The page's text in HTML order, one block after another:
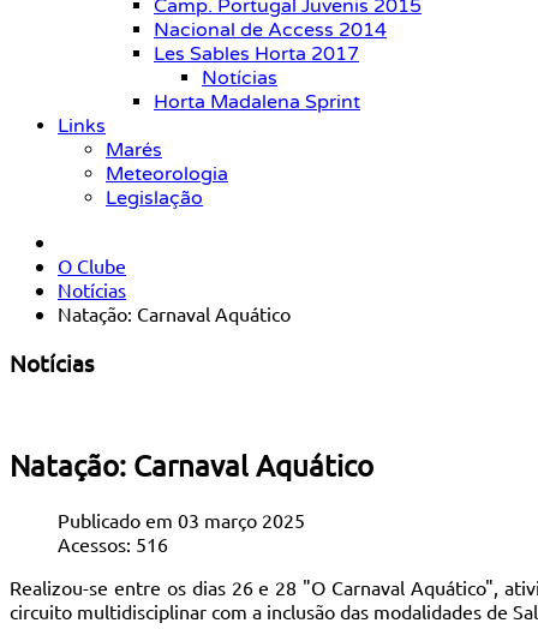
Camp. Portugal Juvenis 2015
Nacional de Access 2014
Les Sables Horta 2017
Notícias
Horta Madalena Sprint
Links
Marés
Meteorologia
Legislação
O Clube
Notícias
Natação: Carnaval Aquático
Notícias
Natação: Carnaval Aquático
Publicado em 03 março 2025
Acessos: 516
Realizou-se entre os dias 26 e 28 "O Carnaval Aquático",
circuito multidisciplinar com a inclusão das modalidades de